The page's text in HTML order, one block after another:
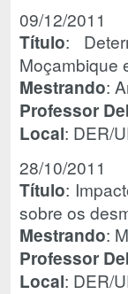
09/12/2011
Título:
Moçambique
Mestrando:
Professor
Local: DER/
28/10/2011
Título:
sobre os
Mestrando:
Professor
Local: DER/